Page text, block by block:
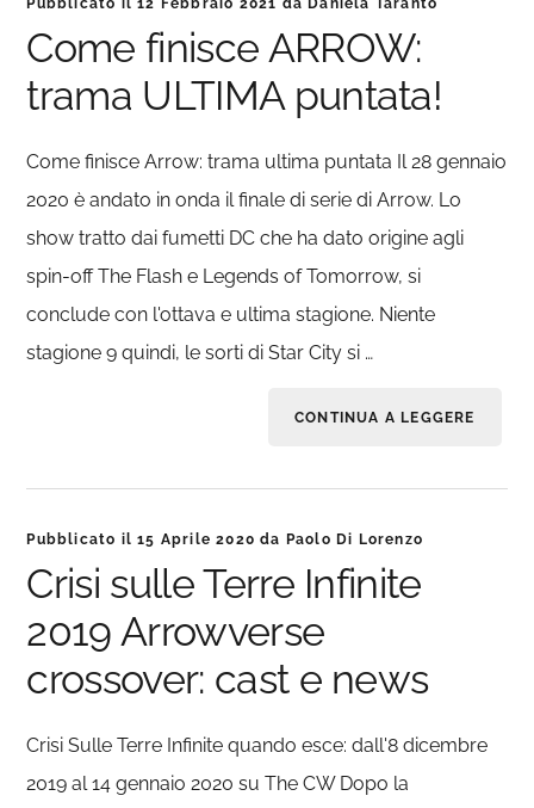
Pubblicato il12 Febbraio 2021 da Daniela Taranto
Come finisce ARROW:
trama ULTIMA puntata!
Come finisce Arrow: trama ultima puntata Il 28 gennaio
2020 è andato in onda il finale di serie di Arrow. Lo
show tratto dai fumetti DC che ha dato origine agli
spin-off The Flash e Legends of Tomorrow, si
conclude con l'ottava e ultima stagione. Niente
stagione 9 quindi, le sorti di Star City si …
CONTINUA A LEGGERE
Pubblicato il15 Aprile 2020 da Paolo Di Lorenzo
Crisi sulle Terre Infinite
2019 Arrowverse
crossover: cast e news
Crisi Sulle Terre Infinite quando esce: dall'8 dicembre
2019 al 14 gennaio 2020 su The CW Dopo la